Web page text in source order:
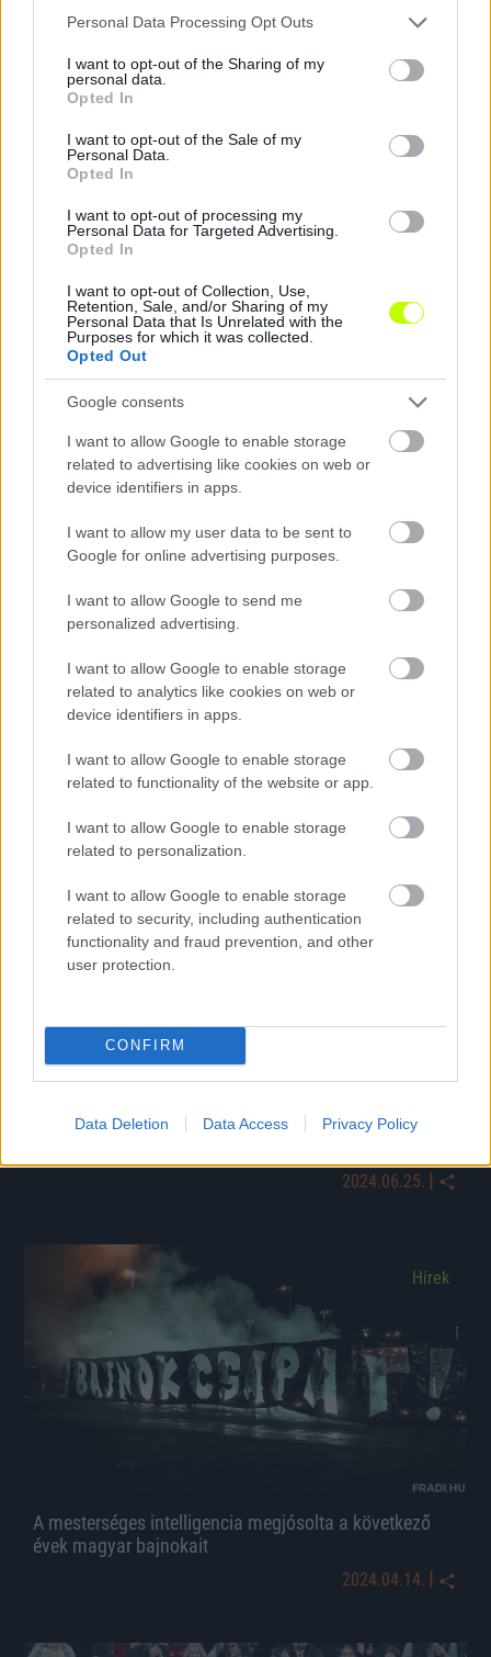
Please note that this website/app uses one or more Google
not limited to your visit or usage behaviour. You may click to
grant or deny consent to Google and its third-party tags to
use your data for below specified purposes in below Google
consent section.
Personal Data Processing Opt Outs
I want to opt-out of the Sharing of my
personal data.
Opted In
I want to opt-out of the Sale of my
Personal Data.
Opted In
I want to opt-out of processing my
Personal Data for Targeted Advertising.
Opted In
I want to opt-out of Collection, Use,
Retention, Sale, and/or Sharing of my
Personal Data that Is Unrelated with the
Purposes for which it was collected.
Opted Out
Google consents
I want to allow Google to enable storage
related to advertising like cookies on web or
device identifiers in apps.
I want to allow my user data to be sent to
Google for online advertising purposes.
I want to allow Google to send me
personalized advertising.
I want to allow Google to enable storage
related to analytics like cookies on web or
device identifiers in apps.
I want to allow Google to enable storage
related to functionality of the website or app.
I want to allow Google to enable storage
related to personalization.
I want to allow Google to enable storage
related to security, including authentication
functionality and fraud prevention, and other
user protection.
CONFIRM
Data Deletion Data Access Privacy Policy
Hírek
„Nem kockáztathatjuk a klubunk jövőjét” – a ZTE
határozott kéréssel fordult saját szurkolóihoz
Súlyos pénzbüntetést kapott a zalai klub.
2024.11.15. |
Szurkolói szenvedélyem, amit még Hollandia és
Németország sem vehet el tőlem
Nem a célba érkezés, hanem az utazás számít.
Hírek
2024.06.25. |
Hírek
A mesterséges intelligencia megjósolta a következő
évek magyar bajnokait
2024.04.14. |